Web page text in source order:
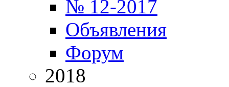
№ 12-2017
Объявления
Форум
2018